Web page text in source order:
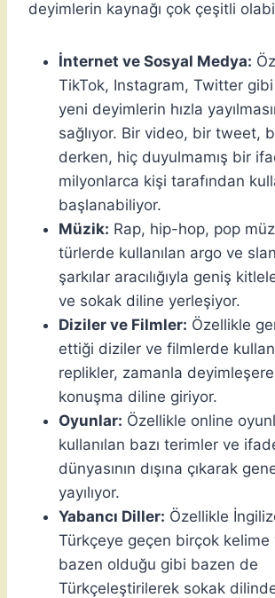
deyimlerin kaynağı çok çeşitli
İnternet ve Sosyal Medya:
TikTok, Instagram, Twitter
yeni deyimlerin hızla
sağlıyor. Bir video, bir tweet,
derken, hiç duyulmamış bir
milyonlarca kişi tarafından
başlanabiliyor.
Müzik: Rap, hip-hop, pop
türlerde kullanılan argo ve
şarkılar aracılığıyla geniş
ve sokak diline yerleşiyor.
Diziler ve Filmler: Özellikle
ettiği diziler ve filmlerde
replikler, zamanla
konuşma diline giriyor.
Oyunlar: Özellikle online
kullanılan bazı terimler ve
dünyasının dışına çıkarak
yayılıyor.
Yabancı Diller: Özellikle
Türkçeye geçen birçok kelime
bazen olduğu gibi bazen de
Türkçeleştirilerek sokak